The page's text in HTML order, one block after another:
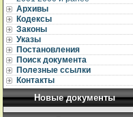
Архивы
Кодексы
Законы
Указы
Постановления
Поиск документа
Полезные ссылки
Контакты
Новые документы